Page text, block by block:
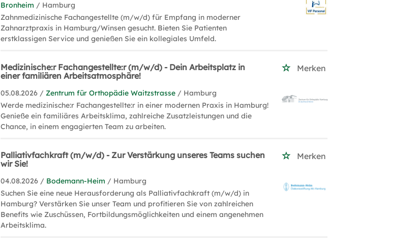
Bronheim / Hamburg
Zahnmedizinische Fachangestellte (m/w/d) für Empfang in moderner
Zahnarztpraxis in Hamburg/Winsen gesucht. Bieten Sie Patienten
erstklassigen Service und genießen Sie ein kollegiales Umfeld.
Medizinische:r Fachangestellte:r (m/w/d) - Dein Arbeitsplatz in
einer familiären Arbeitsatmosphäre!
Merken
05.08.2026 /Zentrum für Orthopädie Waitzstrasse / Hamburg
Werde medizinische:r Fachangestellte:r in einer modernen Praxis in Hamburg!
Genieße ein familiäres Arbeitsklima, zahlreiche Zusatzleistungen und die
Chance, in einem engagierten Team zu arbeiten.
Palliativfachkraft (m/w/d) - Zur Verstärkung unseres Teams suchen
wir Sie!
Merken
04.08.2026 / Bodemann-Heim / Hamburg
Suchen Sie eine neue Herausforderung als Palliativfachkraft (m/w/d) in
Hamburg? Verstärken Sie unser Team und profitieren Sie von zahlreichen
Benefits wie Zuschüssen, Fortbildungsmöglichkeiten und einem angenehmen
Arbeitsklima.